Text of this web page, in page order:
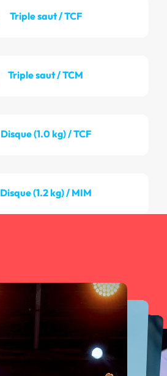
Triple saut / TCF
Triple saut / TCM
Disque (1.0 kg) / TCF
Disque (1.2 kg) / MIM